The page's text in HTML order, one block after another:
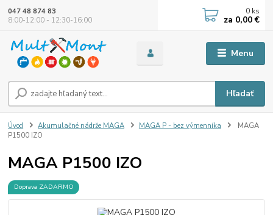
Menu
Hľadať
047 48 874 83
8:00-12:00 - 12:30-16:00
0 ks
za 0,00 €
Úvod Akumulačné nádrže MAGA MAGA P - bez výmenníka
MAGA
P1500 IZO
MAGA P1500 IZO
Doprava ZADARMO